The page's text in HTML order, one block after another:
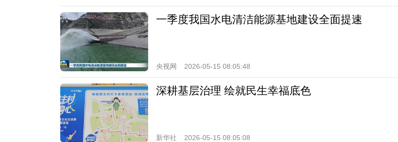
一季度我国水电清洁能源基地建设全面提速
央视网 2026-05-15 08:05:48
深耕基层治理 绘就民生幸福底色
新华社 2026-05-15 08:05:08